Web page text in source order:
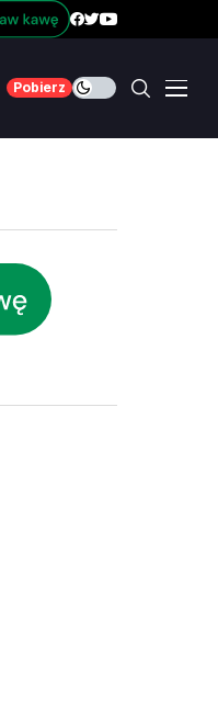
Pobierz